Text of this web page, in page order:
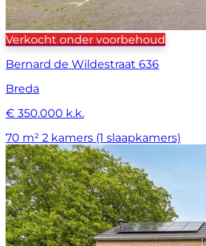
Verkocht onder voorbehoud
Bernard de Wildestraat 636
Breda
€ 350.000 k.k.
70 m² 2 kamers (1 slaapkamers)